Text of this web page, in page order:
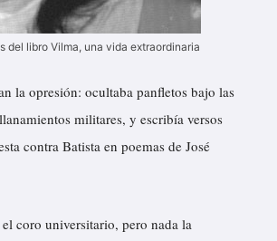
del libro Vilma, una vida extraordinaria
la opresión: ocultaba panfletos bajo las
militares, y escribía versos
contra Batista en poemas de José
coro universitario, pero nada la